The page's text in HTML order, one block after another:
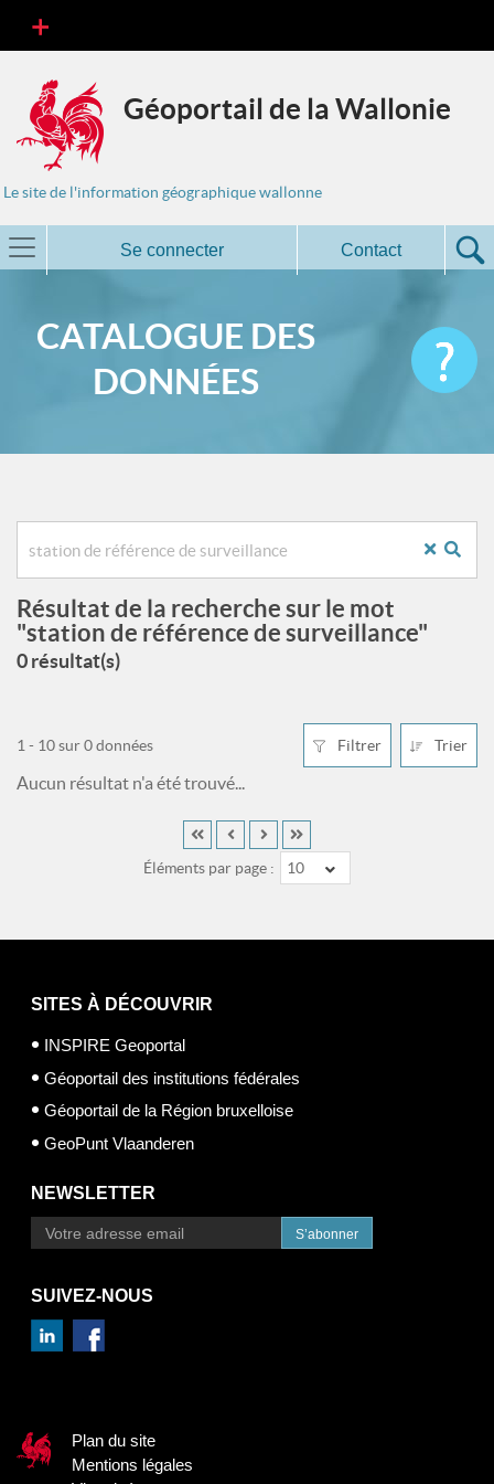
Géoportail de la Wallonie
Le site de l'information géographique wallonne
Se connecter Contact
CATALOGUE DES
DONNÉES
Résultat de la recherche sur le mot
"station de référence de surveillance"
0 résultat(s)
Filtrer Trier
1 - 10 sur 0 données
Aucun résultat n'a été trouvé...
Éléments par page : 10
SITES À DÉCOUVRIR
INSPIRE Geoportal
Géoportail des institutions fédérales
Géoportail de la Région bruxelloise
GeoPunt Vlaanderen
NEWSLETTER
S’abonner
SUIVEZ-NOUS
Plan du site
Mentions légales